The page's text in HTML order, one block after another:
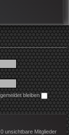
bleiben
unsichtbare Mitglieder